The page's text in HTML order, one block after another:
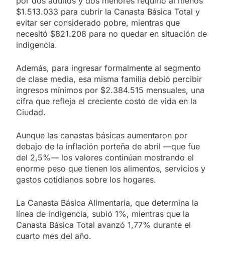
$1.513.033 para cubrir la Canasta Básica Total y
evitar ser considerado pobre, mientras que
necesitó $821.208 para no quedar en situación de
indigencia.
Además, para ingresar formalmente al segmento
de clase media, esa misma familia debió percibir
ingresos mínimos por $2.384.515 mensuales, una
cifra que refleja el creciente costo de vida en la
Ciudad.
Aunque las canastas básicas aumentaron por
debajo de la inflación porteña de abril —que fue
del 2,5%— los valores continúan mostrando el
enorme peso que tienen los alimentos, servicios y
gastos cotidianos sobre los hogares.
La Canasta Básica Alimentaria, que determina la
línea de indigencia, subió 1%, mientras que la
Canasta Básica Total avanzó 1,77% durante el
cuarto mes del año.